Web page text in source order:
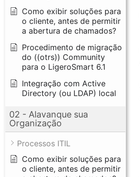
Como exibir soluções para
o cliente, antes de permitir
a abertura de chamados?
Procedimento de migração
do ((otrs)) Community
para o LigeroSmart 6.1
Integração com Active
Directory (ou LDAP) local
02 - Alavanque sua
Organização
Processos ITIL
Como exibir soluções para
o cliente, antes de permitir